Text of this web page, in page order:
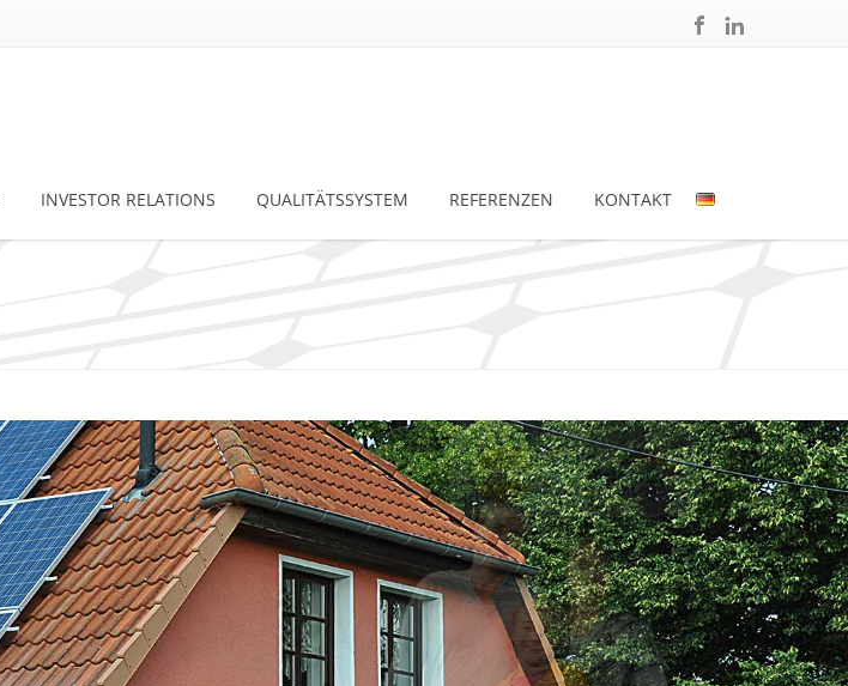
INVESTOR RELATIONS QUALITÄTSSYSTEM REFERENZEN KONTAKT